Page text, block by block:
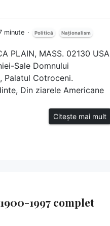
minute Politică Naționalism
PLAIN, MASS. 02130 USA
Sale Domnului
Palatul Cotroceni.
Din ziarele Americane
Citește mai mult
1997 complet